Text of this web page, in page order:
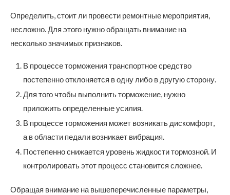
Определить, стоит ли провести ремонтные мероприятия,
несложно. Для этого нужно обращать внимание на
несколько значимых признаков.
В процессе торможения транспортное средство
постепенно отклоняется в одну либо в другую сторону.
Для того чтобы выполнить торможение, нужно
приложить определенные усилия.
В процессе торможения может возникать дискомфорт,
а в области педали возникает вибрация.
Постепенно снижается уровень жидкости тормозной. И
контролировать этот процесс становится сложнее.
Обращая внимание на вышеперечисленные параметры,